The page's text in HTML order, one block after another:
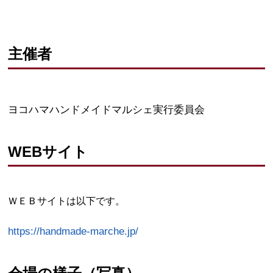
主催者
ヨコハマハンドメイドマルシェ実行委員会
WEBサイト
ＷＥＢサイトは以下です。
https://handmade-marche.jp/